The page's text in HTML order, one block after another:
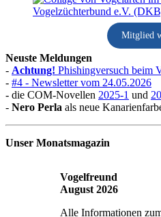
Mitglied
Neuste Meldungen
- Achtung! Phishingversuch beim
- #4 - Newsletter vom 24.05.2026
- die COM-Novellen 2025-1 und
- Nero Perla als neue
Unser Monatsmagazin
Vogelfreund
August 2026
Alle Informationen